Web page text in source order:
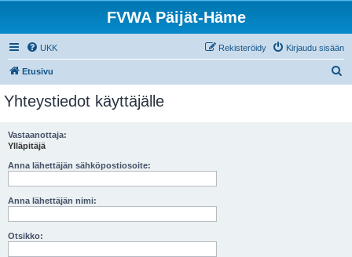
FVWA Päijät-Häme
UKK Kirjaudu sisään
Rekisteröidy
Etusivu
Yhteystiedot käyttäjälle
Vastaanottaja:
Ylläpitäjä
Anna lähettäjän sähköpostiosoite:
Anna lähettäjän nimi:
Otsikko: